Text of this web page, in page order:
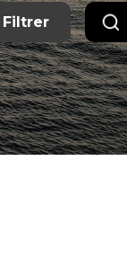
Filtrer